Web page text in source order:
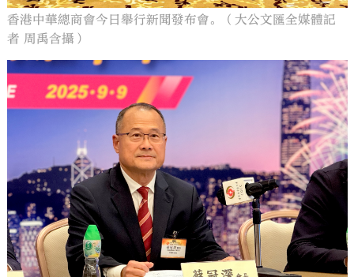
香港中華總商會今日舉行新聞發布會。（大公文匯全媒體記
者 周禹含攝）